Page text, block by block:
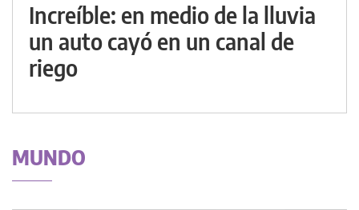
Increíble: en medio de la lluvia
un auto cayó en un canal de
riego
MUNDO